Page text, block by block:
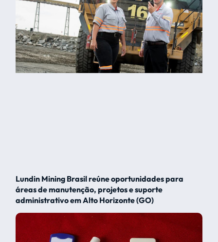
Lundin Mining Brasil reúne oportunidades para
áreas de manutenção, projetos e suporte
administrativo em Alto Horizonte (GO)